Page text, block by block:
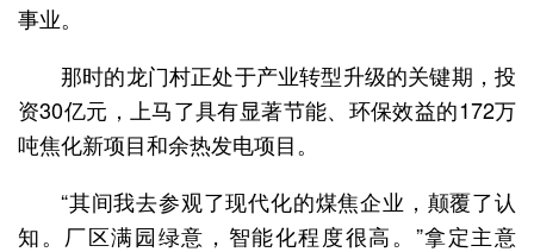
事业。
那时的龙门村正处于产业转型升级的关键期，投
资30亿元，上马了具有显著节能、环保效益的172万
吨焦化新项目和余热发电项目。
“其间我去参观了现代化的煤焦企业，颠覆了认
知。厂区满园绿意，智能化程度很高。”拿定主意